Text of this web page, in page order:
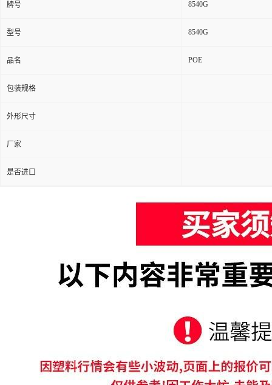
牌号 8540G
型号 8540G
品名 POE
包装规格
外形尺寸
厂家
是否进口